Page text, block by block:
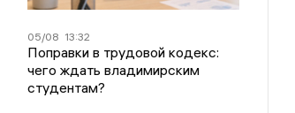
05/08 13:32
Поправки в трудовой кодекс:
чего ждать владимирским
студентам?